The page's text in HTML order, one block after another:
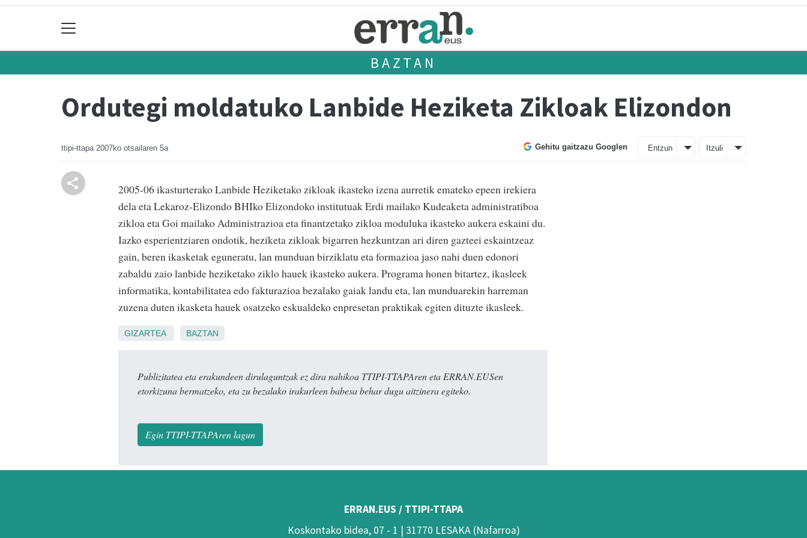
BAZTAN
Ordutegi moldatuko Lanbide Heziketa Zikloak Elizondon
ttipi-ttapa 2007ko otsailaren 5a Gehitu gaitzazu Googlen Entzun Itzuli
2005-06 ikasturterako Lanbide Heziketako zikloak ikasteko izena aurretik emateko epeen irekiera
dela eta Lekaroz-Elizondo BHIko Elizondoko institutuak Erdi mailako Kudeaketa administratiboa
zikloa eta Goi mailako Administrazioa eta finantzetako zikloa moduluka ikasteko aukera eskaini du.
Iazko esperientziaren ondotik, heziketa zikloak bigarren hezkuntzan ari diren gazteei eskaintzeaz
gain, beren ikasketak eguneratu, lan munduan birziklatu eta formazioa jaso nahi duen edonori
zabaldu zaio lanbide heziketako ziklo hauek ikasteko aukera. Programa honen bitartez, ikasleek
informatika, kontabilitatea edo fakturazioa bezalako gaiak landu eta, lan munduarekin harreman
zuzena duten ikasketa hauek osatzeko eskualdeko enpresetan praktikak egiten dituzte ikasleek.
GIZARTEA BAZTAN
Publizitatea eta erakundeen dirulaguntzak ez dira nahikoa TTIPI-TTAPAren eta ERRAN.EUSen
etorkizuna bermatzeko, eta zu bezalako irakurleen babesa behar dugu aitzinera egiteko.
Egin TTIPI-TTAPAren lagun
ERRAN.EUS / TTIPI-TTAPA
Koskontako bidea, 07 - 1 | 31770 LESAKA (Nafarroa)